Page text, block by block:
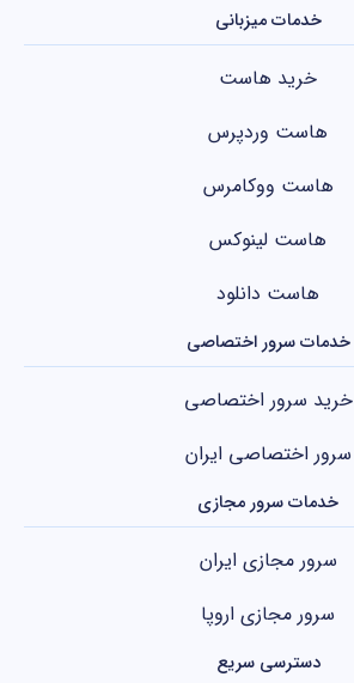
خدمات میزبانی
خرید هاست
هاست وردپرس
هاست ووکامرس
هاست لینوکس
هاست دانلود
خدمات سرور اختصاصی
خرید سرور اختصاصی
سرور اختصاصی ایران
خدمات سرور مجازی
سرور مجازی ایران
سرور مجازی اروپا
دسترسی سریع